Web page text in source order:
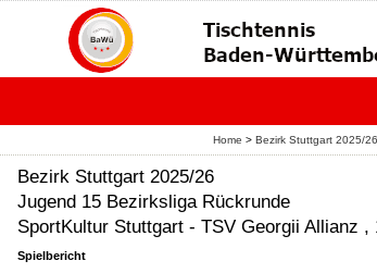
Home > Bezirk Stuttgart 2025/26
Bezirk Stuttgart 2025/26
Jugend 15 Bezirksliga Rückrunde
SportKultur Stuttgart - TSV Georgii Allianz ,
Spielbericht